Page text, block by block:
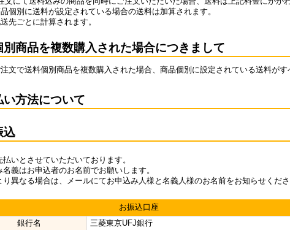
個別に送料が設定されている場合の送料は加算されます。
先ごとに計算されます。
別商品を複数購入された場合につきまして
注文で送料個別商品を複数購入された場合、商品個別に設定されている送料が
い方法について
込
払いとさせていただいております。
名義はお申込者のお名前でお願いします。
り異なる場合は、メールにてお申込み人様と名義人様のお名前をお知らせくだ
お振込口座
銀行名
三菱東京UFJ銀行